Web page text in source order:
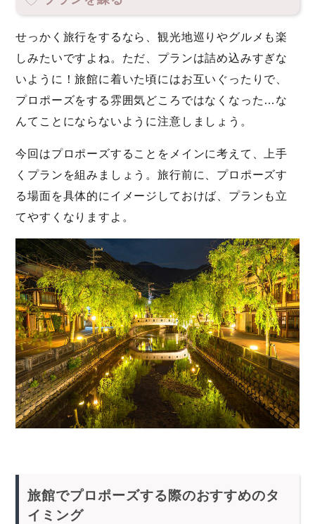
せっかく旅行をするなら、観光地巡りやグルメも楽
しみたいですよね。ただ、プランは詰め込みすぎな
いように！旅館に着いた頃にはお互いぐったりで、
プロポーズをする雰囲気どころではなくなった…な
んてことにならないように注意しましょう。
今回はプロポーズすることをメインに考えて、上手
くプランを組みましょう。旅行前に、プロポーズす
る場面を具体的にイメージしておけば、プランも立
てやすくなりますよ。
旅館でプロポーズする際のおすすめのタ
イミング